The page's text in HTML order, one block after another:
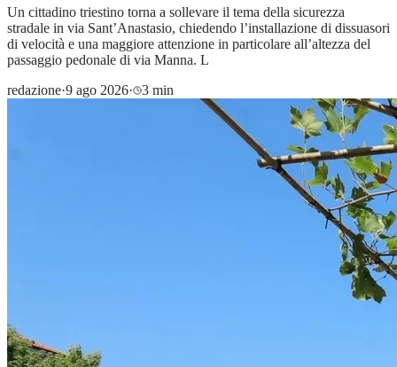
Un cittadino triestino torna a sollevare il tema della sicurezza
stradale in via Sant’Anastasio, chiedendo l’installazione di dissuasori
di velocità e una maggiore attenzione in particolare all’altezza del
passaggio pedonale di via Manna. L
redazione·9 ago 2026· 3 min